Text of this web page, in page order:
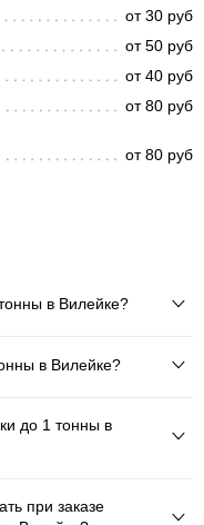
от 30 руб
от 50 руб
от 40 руб
от 80 руб
от 80 руб
в Вилейке?
в Вилейке?
до 1 тонны в
при заказе